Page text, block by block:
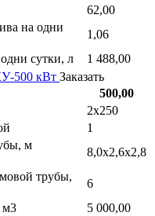
62,00
на одни
1,06
сутки, л
1 488,00
500 кВт Заказать
500,00
2х250
1
м
8,0х2,6х2,8
трубы,
6
м3
5 000,00